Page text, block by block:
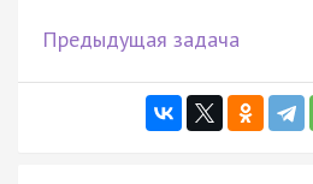
Предыдущая задача